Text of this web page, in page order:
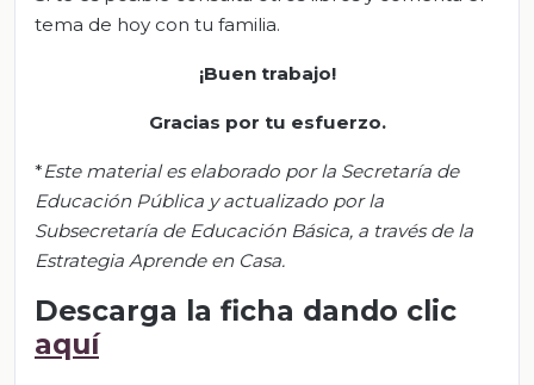
tema de hoy con tu familia.
¡Buen trabajo!
Gracias por tu esfuerzo.
*Este material es elaborado por la Secretaría de
Educación Pública y actualizado por la
Subsecretaría de Educación Básica, a través de la
Estrategia Aprende en Casa.
Descarga la ficha dando clic
aquí